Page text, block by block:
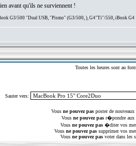
avant qu'ils ne surviennent !
G3/500 "Dual USB, "Pismo" (G3/500, ), G4"Ti"/550, iBook G4
Toutes les heures sont au
Sauter vers:
Vous ne pouvez pasposter de nouveaux
Vous ne pouvez pasr�pondre aux
Vous ne pouvez pas�diter vos
Vous ne pouvez passupprimer vos
Vous ne pouvez pasvoter dans les